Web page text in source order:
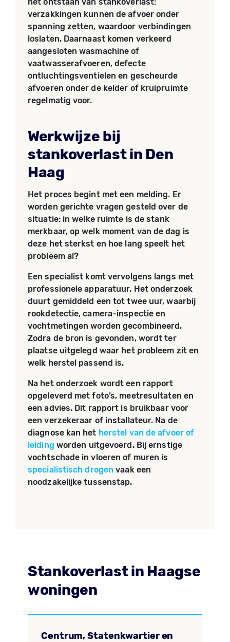
verzakkingen kunnen de afvoer onder
spanning zetten, waardoor verbindingen
loslaten. Daarnaast komen verkeerd
aangesloten wasmachine of
vaatwasserafvoeren, defecte
ontluchtingsventielen en gescheurde
afvoeren onder de kelder of kruipruimte
regelmatig voor.
Werkwijze bij
stankoverlast in Den
Haag
Het proces begint met een melding. Er
worden gerichte vragen gesteld over de
situatie: in welke ruimte is de stank
merkbaar, op welk moment van de dag is
deze het sterkst en hoe lang speelt het
probleem al?
Een specialist komt vervolgens langs met
professionele apparatuur. Het onderzoek
duurt gemiddeld een tot twee uur, waarbij
rookdetectie, camera-inspectie en
vochtmetingen worden gecombineerd.
Zodra de bron is gevonden, wordt ter
plaatse uitgelegd waar het probleem zit en
welk herstel passend is.
Na het onderzoek wordt een rapport
opgeleverd met foto’s, meetresultaten en
een advies. Dit rapport is bruikbaar voor
een verzekeraar of installateur. Na de
diagnose kan het herstel van de afvoer of
leiding worden uitgevoerd. Bij ernstige
vochtschade in vloeren of muren is
specialistisch drogen vaak een
noodzakelijke tussenstap.
Stankoverlast in Haagse
woningen
Centrum, Statenkwartier en